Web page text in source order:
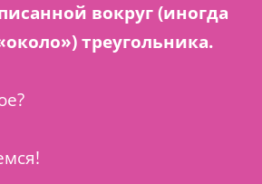
вокруг (иногда
треугольника.